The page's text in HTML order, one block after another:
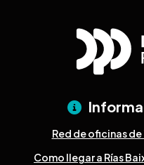
Red de oficinas de
Como llegar a Rías